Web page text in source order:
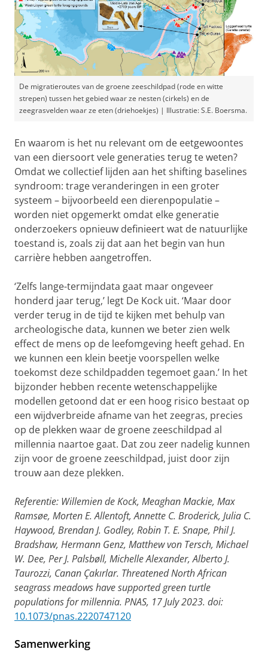
De migratieroutes van de groene zeeschildpad (rode en witte
strepen) tussen het gebied waar ze nesten (cirkels) en de
zeegrasvelden waar ze eten (driehoekjes) | Illustratie: S.E. Boersma.
En waarom is het nu relevant om de eetgewoontes
van een diersoort vele generaties terug te weten?
Omdat we collectief lijden aan het shifting baselines
syndroom: trage veranderingen in een groter
systeem – bijvoorbeeld een dierenpopulatie –
worden niet opgemerkt omdat elke generatie
onderzoekers opnieuw definieert wat de natuurlijke
toestand is, zoals zij dat aan het begin van hun
carrière hebben aangetroffen.
‘Zelfs lange-termijndata gaat maar ongeveer
honderd jaar terug,’ legt De Kock uit. ‘Maar door
verder terug in de tijd te kijken met behulp van
archeologische data, kunnen we beter zien welk
effect de mens op de leefomgeving heeft gehad. En
we kunnen een klein beetje voorspellen welke
toekomst deze schildpadden tegemoet gaan.’ In het
bijzonder hebben recente wetenschappelijke
modellen getoond dat er een hoog risico bestaat op
een wijdverbreide afname van het zeegras, precies
op de plekken waar de groene zeeschildpad al
millennia naartoe gaat. Dat zou zeer nadelig kunnen
zijn voor de groene zeeschildpad, juist door zijn
trouw aan deze plekken.
Referentie: Willemien de Kock, Meaghan Mackie, Max
Ramsøe, Morten E. Allentoft, Annette C. Broderick, Julia C.
Haywood, Brendan J. Godley, Robin T. E. Snape, Phil J.
Bradshaw, Hermann Genz, Matthew von Tersch, Michael
W. Dee, Per J. Palsbøll, Michelle Alexander, Alberto J.
Taurozzi, Canan Çakırlar. Threatened North African
seagrass meadows have supported green turtle
populations for millennia. PNAS, 17 July 2023. doi:
10.1073/pnas.2220747120
Samenwerking